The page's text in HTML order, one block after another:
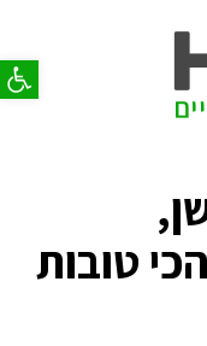
פתח
טובות